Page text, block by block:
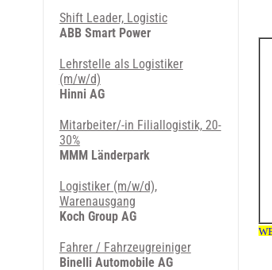
Shift Leader, Logistic
ABB Smart Power
Lehrstelle als Logistiker
(m/w/d)
Hinni AG
Mitarbeiter/-in Filiallogistik, 20-
30%
MMM Länderpark
Logistiker (m/w/d),
Warenausgang
Koch Group AG
Fahrer / Fahrzeugreiniger
Binelli Automobile AG